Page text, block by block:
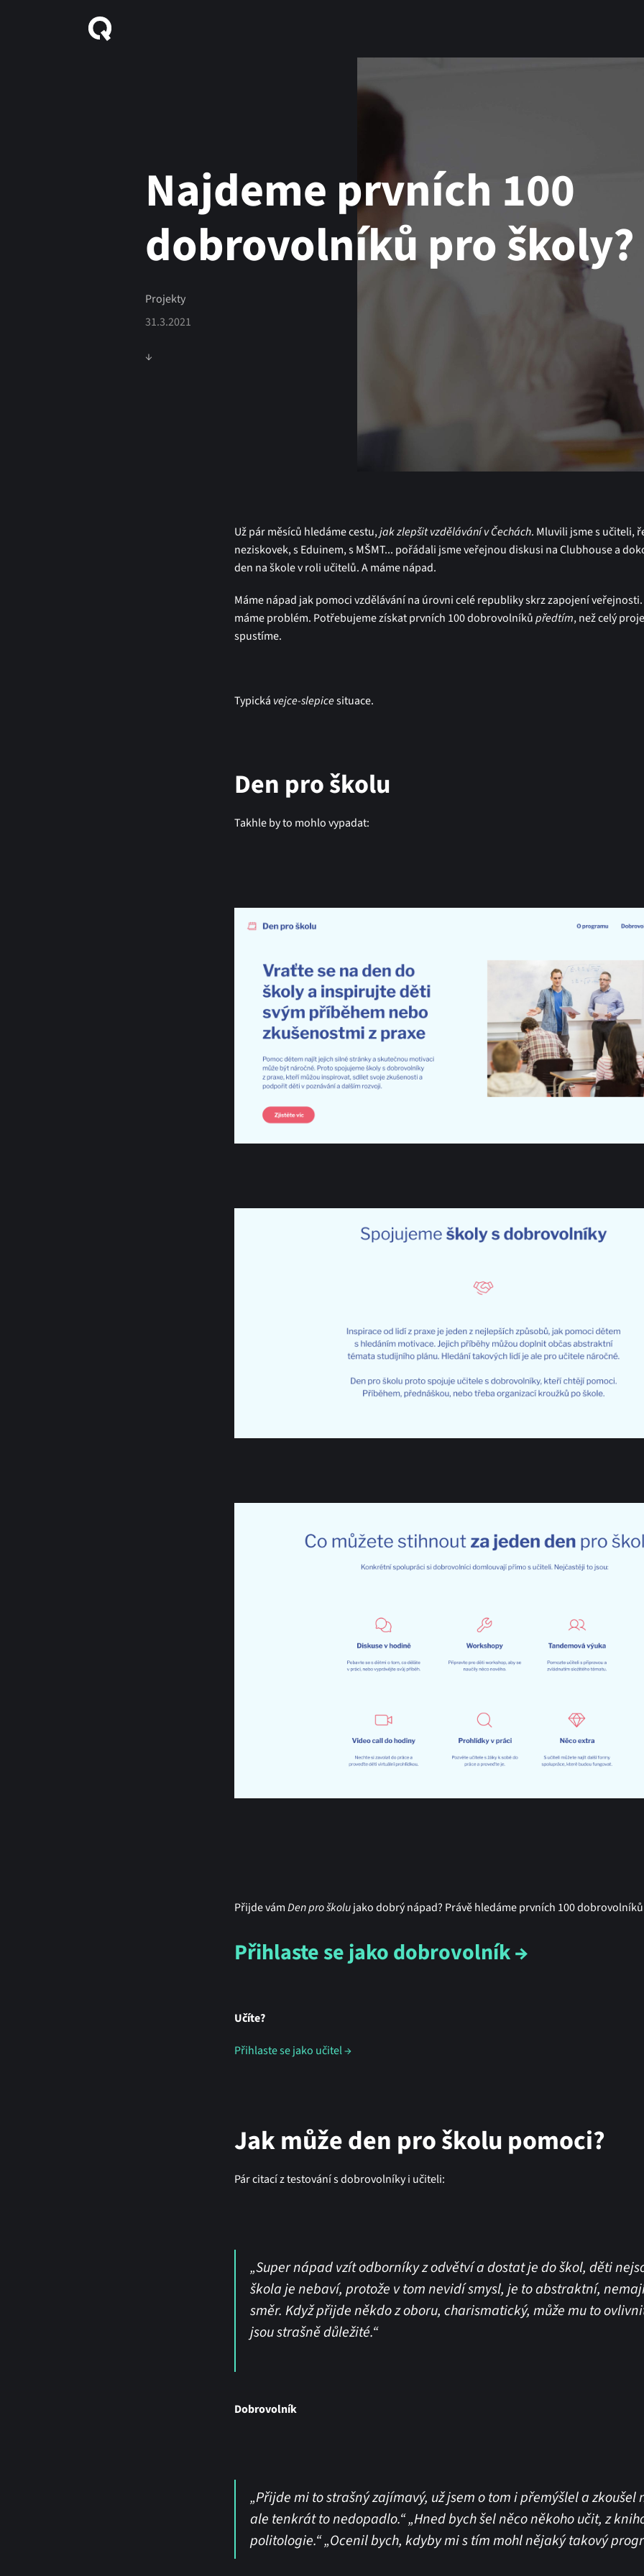
Najdeme prvních 100
dobrovolníků pro školy?
Projekty
31.3.2021
↓
Už pár měsíců hledáme cestu,jak zlepšit vzdělávání v Čechách. Mluvili jsme s učiteli,
neziskovek, s Eduinem, s MŠMT... pořádali jsme veřejnou diskusi naClubhouse a
den na škole v roli učitelů. A máme nápad.
Máme nápad jak pomoci vzdělávání na úrovni celé republiky skrz zapojení
máme problém. Potřebujeme získat prvních 100 dobrovolníkůpředtím, než celý
spustíme.
Typická vejce-slepicesituace.
Den pro školu
Takhle by to mohlo vypadat:
Přijde vámDen pro školujako dobrý nápad? Právě hledáme prvních 100
Přihlaste se jako dobrovolník →
Učíte?
Přihlaste se jako učitel →
Jak může den pro školu pomoci?
Pár citací z testování s dobrovolníky i učiteli:
„Super nápad vzít odborníky z odvětví a dostat je do škol, děti
škola je nebaví, protože v tom nevidí smysl, je to abstraktní,
směr. Když přijde někdo z oboru, charismatický, může mu to
jsou strašně důležité.“
Dobrovolník
„Přijde mi to strašný zajímavý, už jsem o tom i přemýšlel a zkoušel
ale tenkrát to nedopadlo.“ „Hned bych šel něco někoho učit, z
politologie.“ „Ocenil bych, kdyby mi s tím mohl nějaký takový